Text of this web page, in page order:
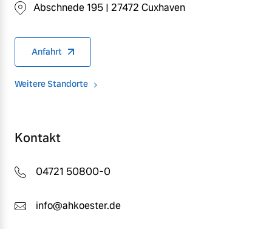
Abschnede 195 | 27472 Cuxhaven
Anfahrt
Weitere Standorte
Kontakt
04721 50800-0
info@ahkoester.de